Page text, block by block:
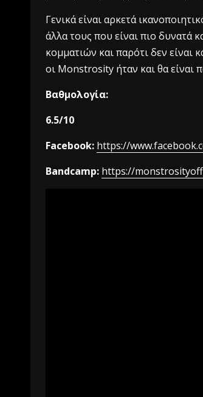
Γενικά είναι αρκετά
άλλα τους που είναι πιο δυνατά
κομματιών και παρότι δεν
οι Monstrosity ήταν και θα είναι
Βαθμολογία:
6.5/10
Facebook: https://
Bandcamp: https://